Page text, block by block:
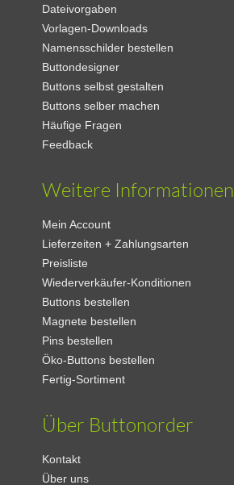
Dateivorgaben
Vorlagen-Downloads
Namensschilder bestellen
Buttondesigner
Buttons selbst gestalten
Buttons selber machen
Häufige Fragen
Feedback
Weitere Informationen
Mein Account
Lieferzeiten + Zahlungsarten
Preisliste
Wiederverkäufer-Konditionen
Buttons bestellen
Magnete bestellen
Pins bestellen
Öko-Buttons bestellen
Fertig-Sortiment
Über Buttonorder
Kontakt
Über uns